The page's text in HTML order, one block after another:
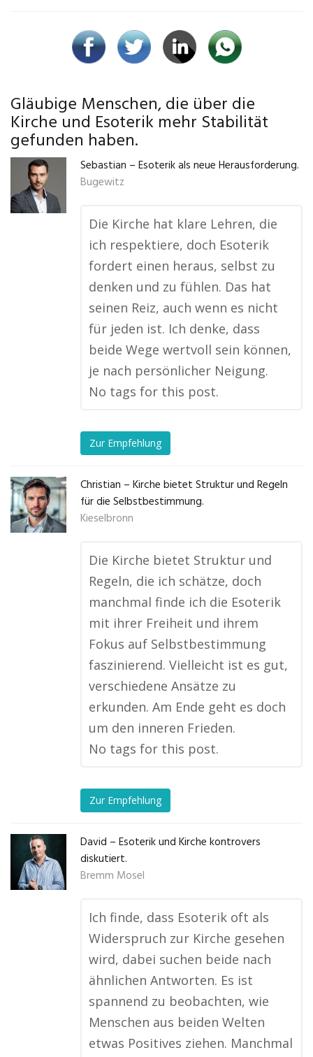
Gläubige Menschen, die über die
Kirche und Esoterik mehr Stabilität
gefunden haben.
Sebastian – Esoterik als neue Herausforderung.
Bugewitz
Die Kirche hat klare Lehren, die
ich respektiere, doch Esoterik
fordert einen heraus, selbst zu
denken und zu fühlen. Das hat
seinen Reiz, auch wenn es nicht
für jeden ist. Ich denke, dass
beide Wege wertvoll sein können,
je nach persönlicher Neigung.
No tags for this post.
Zur Empfehlung
Christian – Kirche bietet Struktur und Regeln
für die Selbstbestimmung.
Kieselbronn
Die Kirche bietet Struktur und
Regeln, die ich schätze, doch
manchmal finde ich die Esoterik
mit ihrer Freiheit und ihrem
Fokus auf Selbstbestimmung
faszinierend. Vielleicht ist es gut,
verschiedene Ansätze zu
erkunden. Am Ende geht es doch
um den inneren Frieden.
No tags for this post.
Zur Empfehlung
David – Esoterik und Kirche kontrovers
diskutiert.
Bremm Mosel
Ich finde, dass Esoterik oft als
Widerspruch zur Kirche gesehen
wird, dabei suchen beide nach
ähnlichen Antworten. Es ist
spannend zu beobachten, wie
Menschen aus beiden Welten
etwas Positives ziehen. Manchmal